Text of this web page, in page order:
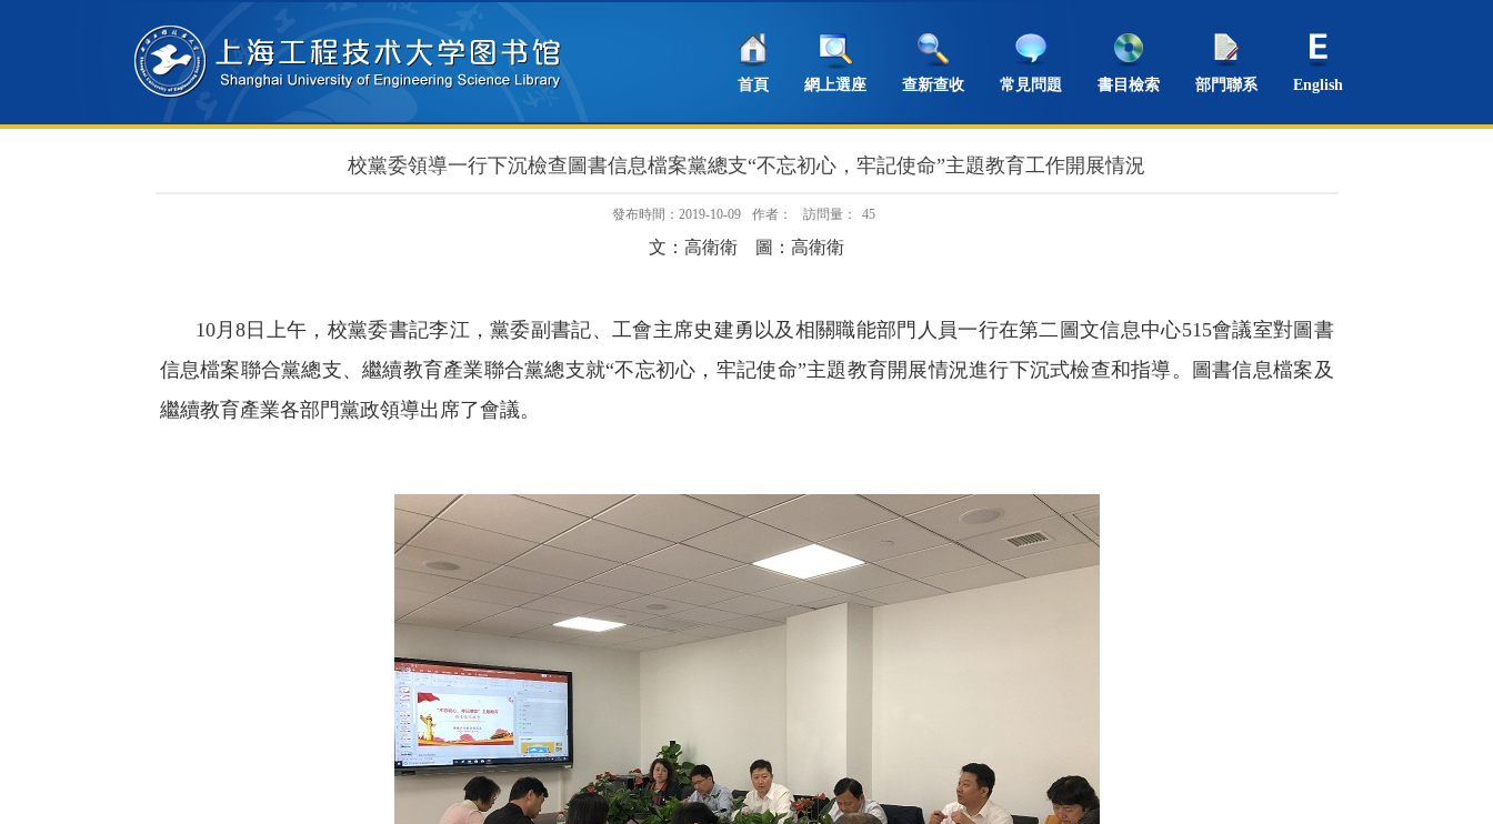
首頁 網上選座 查新查收 常見問題 書目檢索 部門聯系 English
校黨委領導一行下沉檢查圖書信息檔案黨總支“不忘初心，牢記使命”主題教育工作開展情況
發布時間：2019-10-09 作者： 訪問量： 45
文：高衛衛 圖：高衛衛
10月8 日上午，校黨委書記李江，黨委副書記、工會主席史建勇以及相關職能部門人員一行在第二圖文信息中心515會議室對圖書
信息檔案聯合黨總支、繼續教育產業聯合黨總支就“不忘初心，牢記使命”主題教育開展情況進行下沉式檢查和指導。圖書信息檔案及
繼續教育產業各部門黨政領導出席了會議。